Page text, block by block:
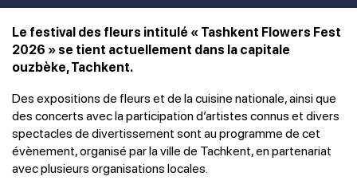
Le festival des fleurs intitulé « Tashkent Flowers Fest
2026 » se tient actuellement dans la capitale
ouzbèke, Tachkent.
Des expositions de fleurs et de la cuisine nationale, ainsi que
des concerts avec la participation d’artistes connus et divers
spectacles de divertissement sont au programme de cet
évènement, organisé par la ville de Tachkent, en partenariat
avec plusieurs organisations locales.